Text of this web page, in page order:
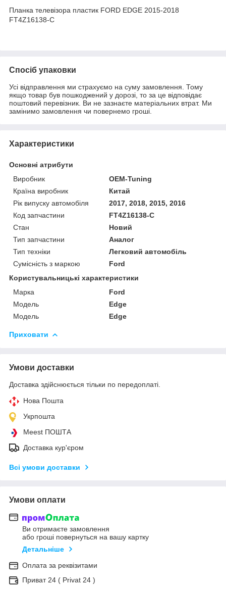
Планка телевізора пластик FORD EDGE 2015-2018
FT4Z16138-C
Спосіб упаковки
Усі відправлення ми страхуємо на суму замовлення. Тому
якщо товар був пошкоджений у дорозі, то за це відповідає
поштовий перевізник. Ви не зазнаєте матеріальних втрат. Ми
замінимо замовлення чи повернемо гроші.
Характеристики
Основні атрибути
Виробник
OEM-Tuning
Країна виробник
Китай
Рік випуску автомобіля
2017, 2018, 2015, 2016
Код запчастини
FT4Z16138-C
Стан
Новий
Тип запчастини
Аналог
Тип техніки
Легковий автомобіль
Сумісність з маркою
Ford
Користувальницькі характеристики
Марка
Ford
Модель
Edge
Мoдель
Edge
Приховати
Умови доставки
Доставка здійснюється тільки по передоплаті.
Нова Пошта
Укрпошта
Meest ПОШТА
Доставка кур'єром
Всі умови доставки
Умови оплати
Ви отримаєте замовлення
або гроші повернуться на вашу картку
Детальніше
Оплата за реквізитами
Приват 24 ( Privat 24 )